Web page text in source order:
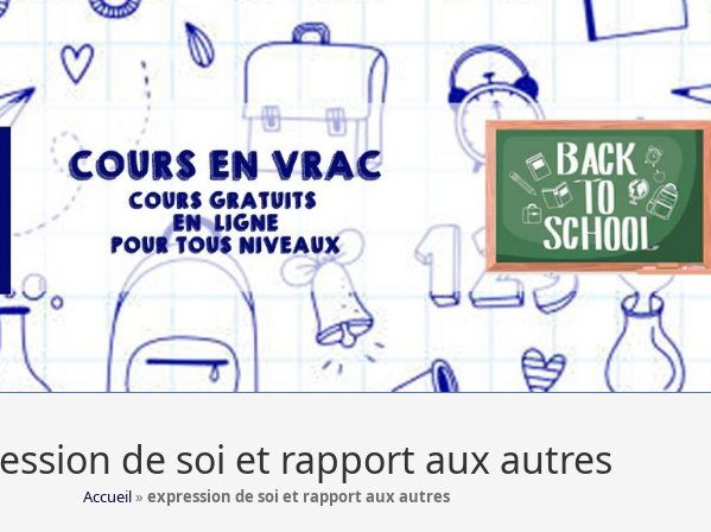
de soi et rapport aux autres
Accueil» expression de soi et rapport aux autres